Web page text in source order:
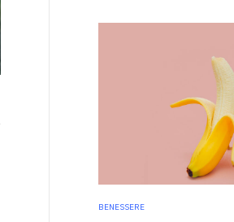
BENESSERE